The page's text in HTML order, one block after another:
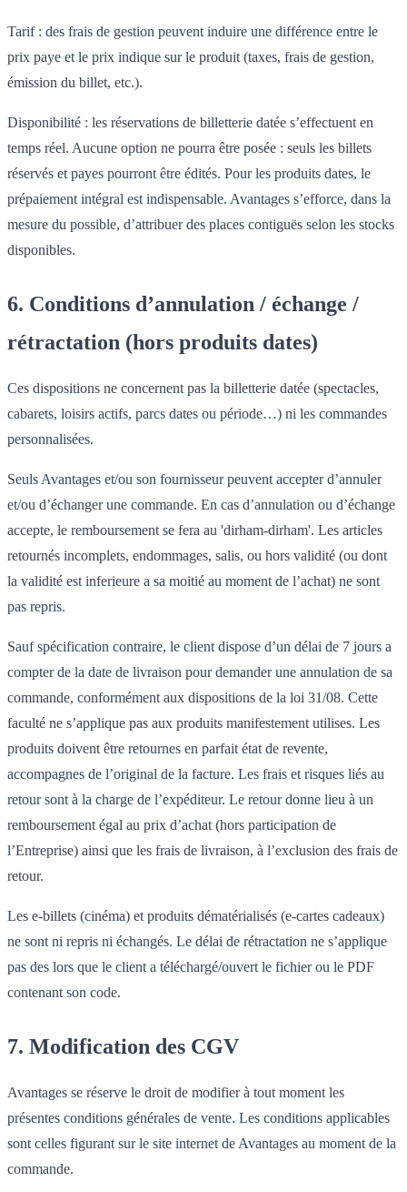
Tarif : des frais de gestion peuvent induire une différence entre le
prix paye et le prix indique sur le produit (taxes, frais de gestion,
émission du billet, etc.).
Disponibilité : les réservations de billetterie datée s’effectuent en
temps réel. Aucune option ne pourra être posée : seuls les billets
réservés et payes pourront être édités. Pour les produits dates, le
prépaiement intégral est indispensable. Avantages s’efforce, dans la
mesure du possible, d’attribuer des places contiguës selon les stocks
disponibles.
6. Conditions d’annulation / échange /
rétractation (hors produits dates)
Ces dispositions ne concernent pas la billetterie datée (spectacles,
cabarets, loisirs actifs, parcs dates ou période…) ni les commandes
personnalisées.
Seuls Avantages et/ou son fournisseur peuvent accepter d’annuler
et/ou d’échanger une commande. En cas d’annulation ou d’échange
accepte, le remboursement se fera au 'dirham-dirham'. Les articles
retournés incomplets, endommages, salis, ou hors validité (ou dont
la validité est inferieure a sa moitié au moment de l’achat) ne sont
pas repris.
Sauf spécification contraire, le client dispose d’un délai de 7 jours a
compter de la date de livraison pour demander une annulation de sa
commande, conformément aux dispositions de la loi 31/08. Cette
faculté ne s’applique pas aux produits manifestement utilises. Les
produits doivent être retournes en parfait état de revente,
accompagnes de l’original de la facture. Les frais et risques liés au
retour sont à la charge de l’expéditeur. Le retour donne lieu à un
remboursement égal au prix d’achat (hors participation de
l’Entreprise) ainsi que les frais de livraison, à l’exclusion des frais de
retour.
Les e-billets (cinéma) et produits dématérialisés (e-cartes cadeaux)
ne sont ni repris ni échangés. Le délai de rétractation ne s’applique
pas des lors que le client a téléchargé/ouvert le fichier ou le PDF
contenant son code.
7. Modification des CGV
Avantages se réserve le droit de modifier à tout moment les
présentes conditions générales de vente. Les conditions applicables
sont celles figurant sur le site internet de Avantages au moment de la
commande.